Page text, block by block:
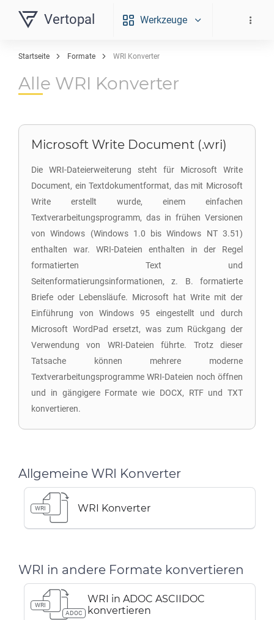
Vertopal Werkzeuge
Startseite Formate WRI Konverter
Alle WRI Konverter
Microsoft Write Document (.wri)
Die WRI-Dateierweiterung steht für Microsoft Write
Document, ein Textdokumentformat, das mit Microsoft
Write erstellt wurde, einem einfachen
Textverarbeitungsprogramm, das in frühen Versionen
von Windows (Windows 1.0 bis Windows NT 3.51)
enthalten war. WRI-Dateien enthalten in der Regel
formatierten Text und
Seitenformatierungsinformationen, z. B. formatierte
Briefe oder Lebensläufe. Microsoft hat Write mit der
Einführung von Windows 95 eingestellt und durch
Microsoft WordPad ersetzt, was zum Rückgang der
Verwendung von WRI-Dateien führte. Trotz dieser
Tatsache können mehrere moderne
Textverarbeitungsprogramme WRI-Dateien noch öffnen
und in gängigere Formate wie DOCX, RTF und TXT
konvertieren.
Allgemeine WRI Konverter
WRI WRI Konverter
WRI in andere Formate konvertieren
WRI
ADOC
WRI in ADOC ASCIIDOC
konvertieren